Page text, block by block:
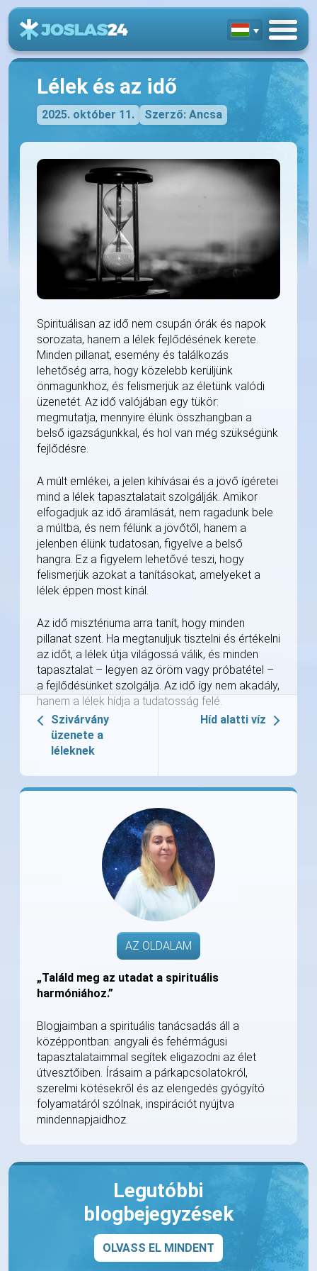
Lélek és az idő
2025. október 11. Szerző: Ancsa
Spirituálisan az idő nem csupán órák és napok
sorozata, hanem a lélek fejlődésének kerete.
Minden pillanat, esemény és találkozás
lehetőség arra, hogy közelebb kerüljünk
önmagunkhoz, és felismerjük az életünk valódi
üzenetét. Az idő valójában egy tükör:
megmutatja, mennyire élünk összhangban a
belső igazságunkkal, és hol van még szükségünk
fejlődésre.
A múlt emlékei, a jelen kihívásai és a jövő ígéretei
mind a lélek tapasztalatait szolgálják. Amikor
elfogadjuk az idő áramlását, nem ragadunk bele
a múltba, és nem félünk a jövőtől, hanem a
jelenben élünk tudatosan, figyelve a belső
hangra. Ez a figyelem lehetővé teszi, hogy
felismerjük azokat a tanításokat, amelyeket a
lélek éppen most kínál.
Az idő misztériuma arra tanít, hogy minden
pillanat szent. Ha megtanuljuk tisztelni és értékelni
az időt, a lélek útja világossá válik, és minden
tapasztalat – legyen az öröm vagy próbatétel –
a fejlődésünket szolgálja. Az idő így nem akadály,
hanem a lélek hídja a tudatosság felé.
Szivárvány
üzenete a
léleknek
Híd alatti víz
AZ OLDALAM
„Találd meg az utadat a spirituális
harmóniához.”
Blogjaimban a spirituális tanácsadás áll a
középpontban: angyali és fehérmágusi
tapasztalataimmal segítek eligazodni az élet
útvesztőiben. Írásaim a párkapcsolatokról,
szerelmi kötésekről és az elengedés gyógyító
folyamatáról szólnak, inspirációt nyújtva
mindennapjaidhoz.
Legutóbbi
blogbejegyzések
OLVASS EL MINDENT